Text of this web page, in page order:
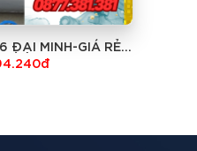
ĐẠI MINH-GIÁ RẺ